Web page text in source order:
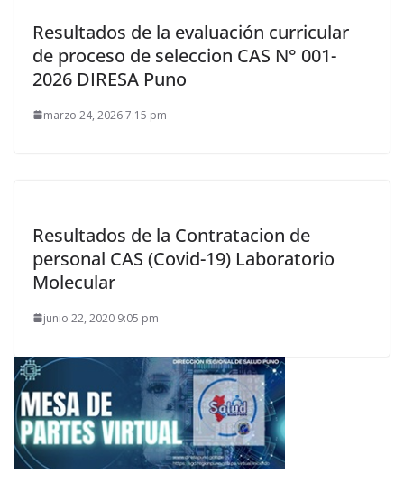
Resultados de la evaluación curricular
de proceso de seleccion CAS N° 001-
2026 DIRESA Puno
marzo 24, 2026 7:15 pm
Resultados de la Contratacion de
personal CAS (Covid-19) Laboratorio
Molecular
junio 22, 2020 9:05 pm